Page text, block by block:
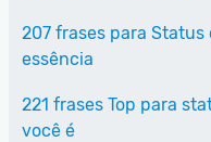
207 frases para
essência
221 frases Top para
você é